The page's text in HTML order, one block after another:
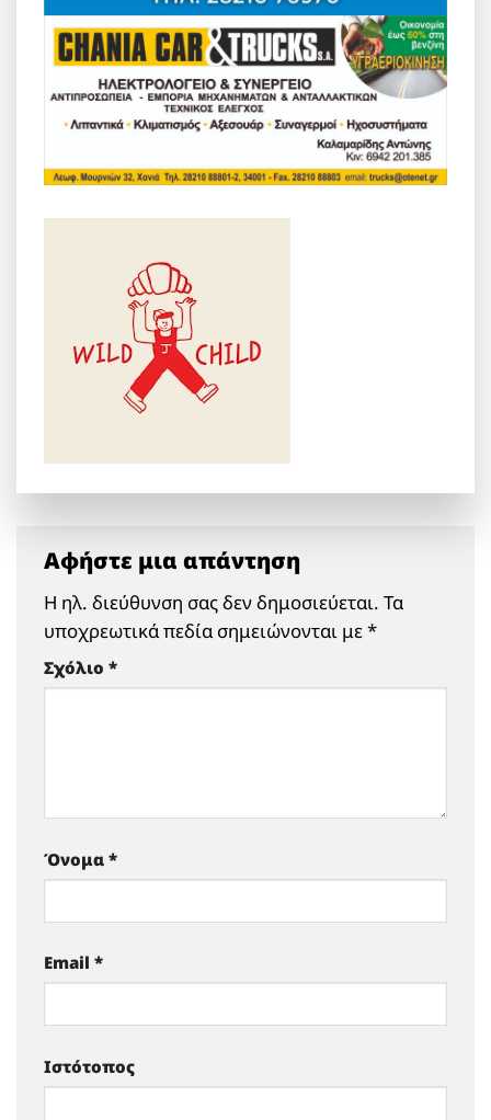
Αφήστε μια απάντηση
Η ηλ. διεύθυνση σας δεν δημοσιεύεται. Τα
υποχρεωτικά πεδία σημειώνονται με*
Σχόλιο *
Όνομα *
Email *
Ιστότοπος